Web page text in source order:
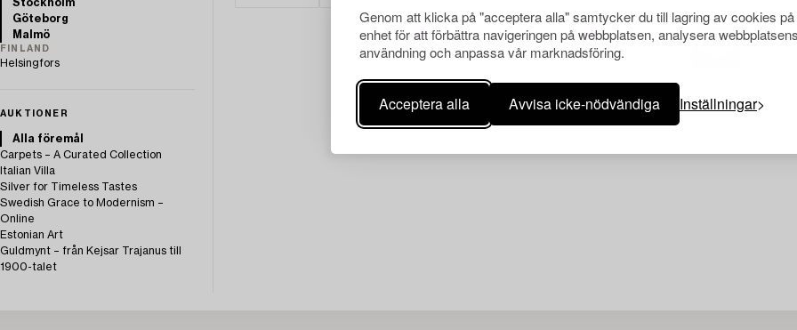
Genom att klicka på "acceptera alla" samtycker du till lagring av cookies
enhet för att förbättra navigeringen på webbplatsen, analysera webbplatsens
användning och anpassa vår marknadsföring.
Acceptera alla Avvisa icke-nödvändiga Inställningar
Stockholm
Göteborg
Malmö
FINLAND
Helsingfors
AUKTIONER
Alla föremål
Carpets – A Curated Collection
Italian Villa
Silver for Timeless Tastes
Swedish Grace to Modernism –
Online
Estonian Art
Guldmynt – från Kejsar Trajanus till
1900-talet
Din sökning gav ingen träff